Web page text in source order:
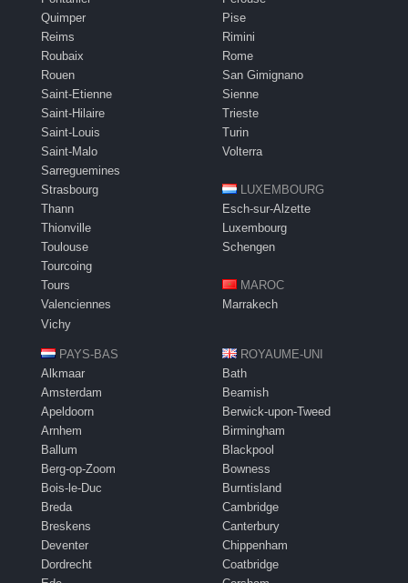
Quimper
Reims
Roubaix
Rouen
Saint-Etienne
Saint-Hilaire
Saint-Louis
Saint-Malo
Sarreguemines
Strasbourg
Thann
Thionville
Toulouse
Tourcoing
Tours
Valenciennes
Vichy
Pise
Rimini
Rome
San Gimignano
Sienne
Trieste
Turin
Volterra
LUXEMBOURG
Esch-sur-Alzette
Luxembourg
Schengen
MAROC
Marrakech
PAYS-BAS
Alkmaar
Amsterdam
Apeldoorn
Arnhem
Ballum
Berg-op-Zoom
Bois-le-Duc
Breda
Breskens
Deventer
Dordrecht
ROYAUME-UNI
Bath
Beamish
Berwick-upon-Tweed
Birmingham
Blackpool
Bowness
Burntisland
Cambridge
Canterbury
Chippenham
Coatbridge